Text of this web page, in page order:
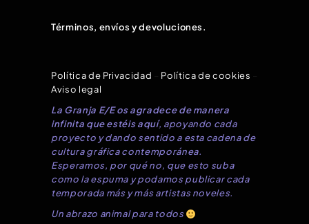
Términos, envíos y devoluciones.
Política de Privacidad Política de cookies
Aviso legal
La Granja E/E os agradece de manera
infinita que estéis aquí, apoyando cada
proyecto y dando sentido a esta cadena de
cultura gráfica contemporánea.
Esperamos, por qué no, que esto suba
como la espuma y podamos publicar cada
temporada más y más artistas noveles.
Un abrazo animal para todos